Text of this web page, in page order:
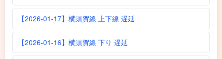
【2026-01-17】横須賀線 上下線 遅延
【2026-01-16】横須賀線 下り 遅延